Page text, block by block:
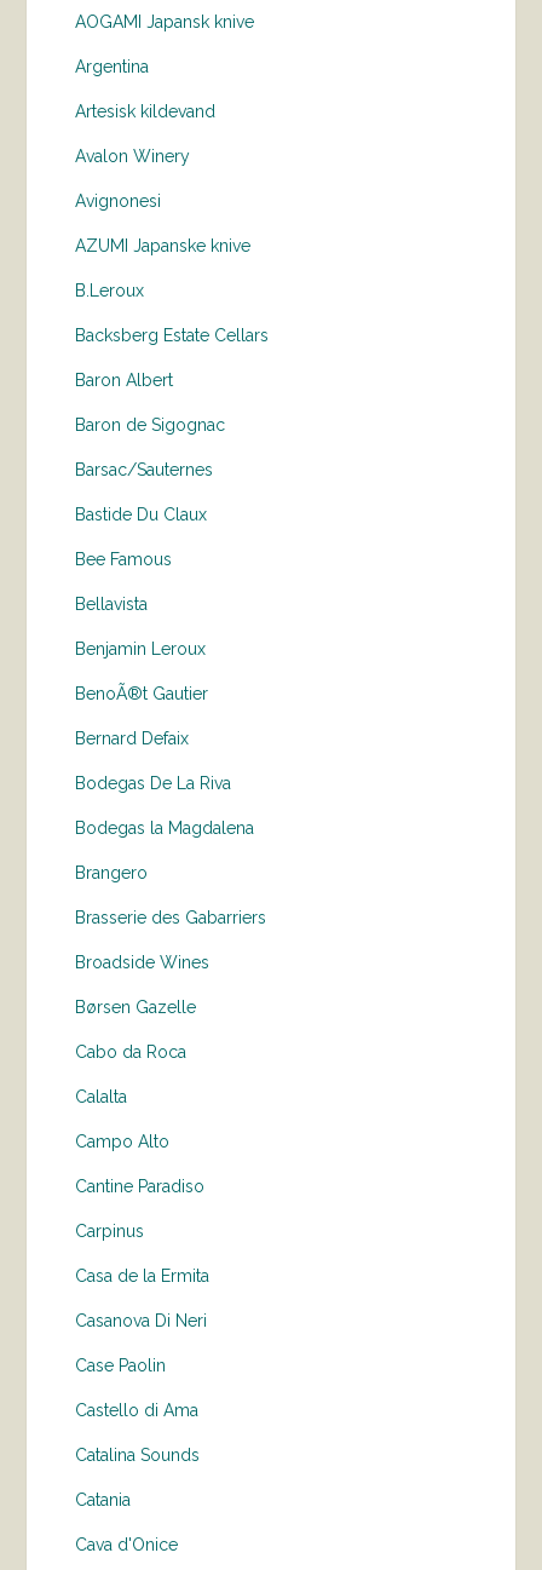
AOGAMI Japansk knive
Argentina
Artesisk kildevand
Avalon Winery
Avignonesi
AZUMI Japanske knive
B.Leroux
Backsberg Estate Cellars
Baron Albert
Baron de Sigognac
Barsac/Sauternes
Bastide Du Claux
Bee Famous
Bellavista
Benjamin Leroux
BenoÃ®t Gautier
Bernard Defaix
Bodegas De La Riva
Bodegas la Magdalena
Brangero
Brasserie des Gabarriers
Broadside Wines
Børsen Gazelle
Cabo da Roca
Calalta
Campo Alto
Cantine Paradiso
Carpinus
Casa de la Ermita
Casanova Di Neri
Case Paolin
Castello di Ama
Catalina Sounds
Catania
Cava d'Onice